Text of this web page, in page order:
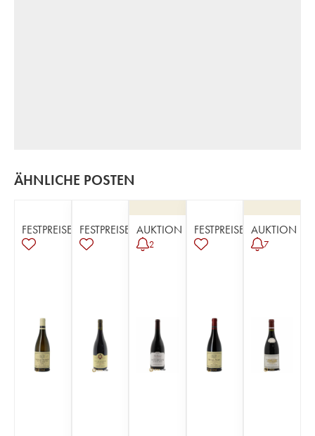
ÄHNLICHE POSTEN
FESTPREISE FESTPREISE AUKTION
2
FESTPREISE AUKTION
7